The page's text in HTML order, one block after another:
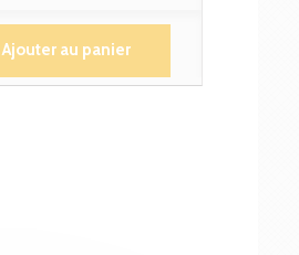
Ajouter au panier